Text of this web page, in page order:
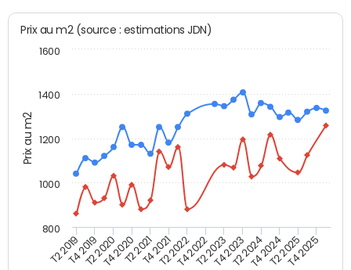
Prix au m2
Prix au m2 (source : estimations JDN)
T2 2019T4 2019T2 2020T4 2020T2 2021T4 2021T2 2022T4 2022T2 2023T4 2023T2 2024T4 2024T2 2025T4 2025
800
1000
1200
1400
1600